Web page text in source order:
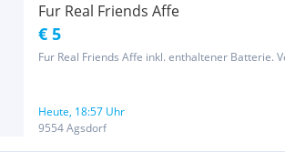
Fur Real Friends Affe
€ 5
Fur Real Friends Affe inkl. enthaltener Batterie.
Heute, 18:57 Uhr
9554 Agsdorf